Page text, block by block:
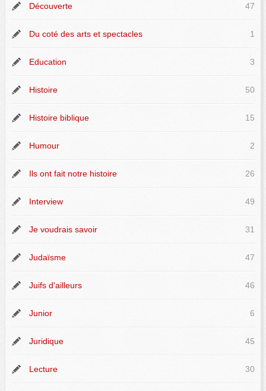
Découverte 47
Du coté des arts et spectacles 1
Education 3
Histoire 50
Histoire biblique 15
Humour 2
Ils ont fait notre histoire 26
Interview 49
Je voudrais savoir 31
Judaïsme 47
Juifs d'ailleurs 46
Junior 6
Juridique 45
Lecture 30